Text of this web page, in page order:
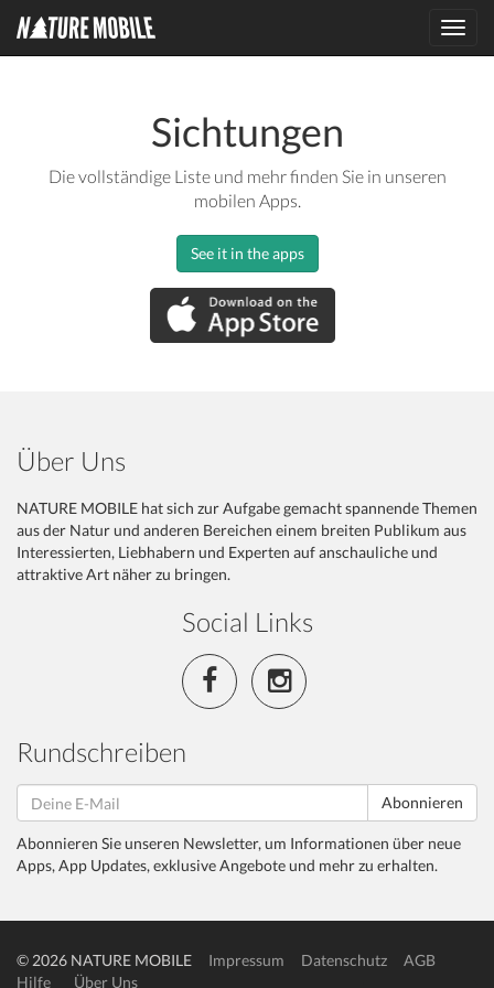
Sichtungen
Die vollständige Liste und mehr finden Sie in unseren
mobilen Apps.
See it in the apps
Über Uns
NATURE MOBILE hat sich zur Aufgabe gemacht spannende Themen
aus der Natur und anderen Bereichen einem breiten Publikum aus
Interessierten, Liebhabern und Experten auf anschauliche und
attraktive Art näher zu bringen.
Social Links
Rundschreiben
Abonnieren
Abonnieren Sie unseren Newsletter, um Informationen über neue
Apps, App Updates, exklusive Angebote und mehr zu erhalten.
© 2026 NATURE MOBILE Impressum Datenschutz
AGB
Hilfe
Über Uns